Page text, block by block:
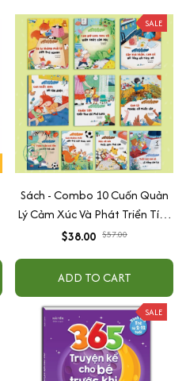
SALE
Sách - Combo 10 Cuốn Quản
Lý Cảm Xúc Và Phát Triển Tính
Cách Cho Bé Từ 2 - 6 Tuổi
$38.00 $57.00
ADD TO CART
SALE